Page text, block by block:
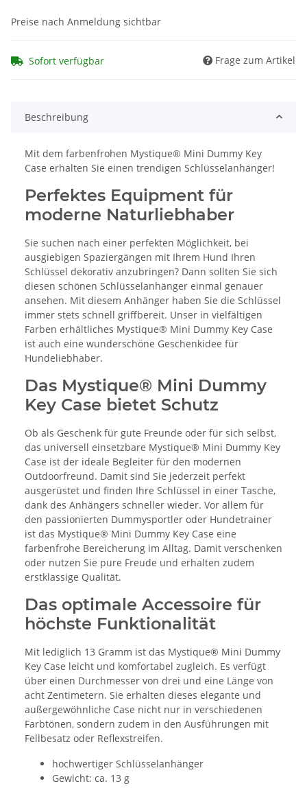
Preise nach Anmeldung sichtbar
Sofort verfügbar Frage zum Artikel
Beschreibung
Mit dem farbenfrohen Mystique® Mini Dummy Key
Case erhalten Sie einen trendigen Schlüsselanhänger!
Perfektes Equipment für
moderne Naturliebhaber
Sie suchen nach einer perfekten Möglichkeit, bei
ausgiebigen Spaziergängen mit Ihrem Hund Ihren
Schlüssel dekorativ anzubringen? Dann sollten Sie sich
diesen schönen Schlüsselanhänger einmal genauer
ansehen. Mit diesem Anhänger haben Sie die Schlüssel
immer stets schnell griffbereit. Unser in vielfältigen
Farben erhältliches Mystique® Mini Dummy Key Case
ist auch eine wunderschöne Geschenkidee für
Hundeliebhaber.
Das Mystique® Mini Dummy
Key Case bietet Schutz
Ob als Geschenk für gute Freunde oder für sich selbst,
das universell einsetzbare Mystique® Mini Dummy Key
Case ist der ideale Begleiter für den modernen
Outdoorfreund. Damit sind Sie jederzeit perfekt
ausgerüstet und finden Ihre Schlüssel in einer Tasche,
dank des Anhängers schneller wieder. Vor allem für
den passionierten Dummysportler oder Hundetrainer
ist das Mystique® Mini Dummy Key Case eine
farbenfrohe Bereicherung im Alltag. Damit verschenken
oder nutzen Sie pure Freude und erhalten zudem
erstklassige Qualität.
Das optimale Accessoire für
höchste Funktionalität
Mit lediglich 13 Gramm ist das Mystique® Mini Dummy
Key Case leicht und komfortabel zugleich. Es verfügt
über einen Durchmesser von drei und eine Länge von
acht Zentimetern. Sie erhalten dieses elegante und
außergewöhnliche Case nicht nur in verschiedenen
Farbtönen, sondern zudem in den Ausführungen mit
Fellbesatz oder Reflexstreifen.
hochwertiger Schlüsselanhänger
Gewicht: ca. 13 g